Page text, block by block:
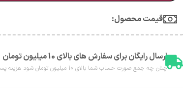
قیمت محصول:​
ارسال رایگان برای سفارش های بالای 10 میلیون تومان
چنان چه جمع صورت حساب شما بالای 10 میلیون تومان شود هزینه پست برای شما به صورت رایگان محاسبه خواهد شد.